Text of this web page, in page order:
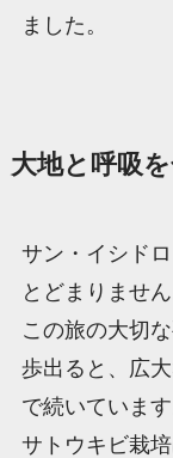
ました。
大地と呼吸
サン・イシド
とどまりませ
この旅の大切
歩出ると、広
で続いていま
サトウキビ栽